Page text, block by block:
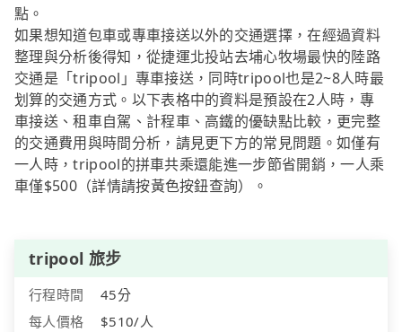
點。
如果想知道包車或專車接送以外的交通選擇，在經過資料
整理與分析後得知，從捷運北投站去埔心牧場最快的陸路
交通是「tripool」專車接送，同時tripool也是2~8人時最
划算的交通方式。以下表格中的資料是預設在2人時，專
車接送、租車自駕、計程車、高鐵的優缺點比較，更完整
的交通費用與時間分析，請見更下方的常見問題。如僅有
一人時，tripool的拼車共乘還能進一步節省開銷，一人乘
車僅$500（詳情請按黃色按鈕查詢）。
tripool 旅步
行程時間
45分
每人價格
$510/人